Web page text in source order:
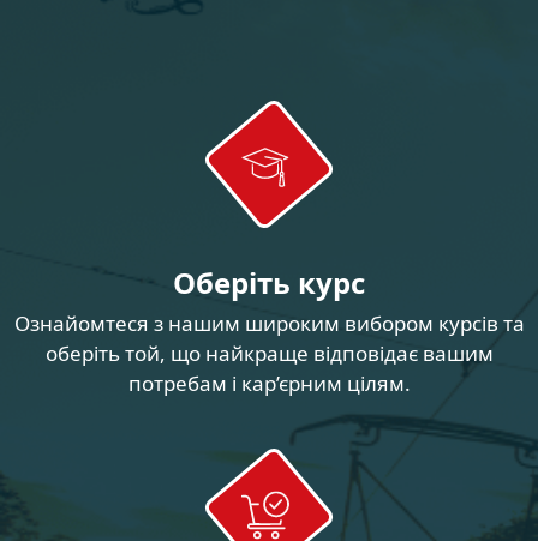
Оберіть курс
Ознайомтеся з нашим широким вибором курсів та
оберіть той, що найкраще відповідає вашим
потребам і кар’єрним цілям.